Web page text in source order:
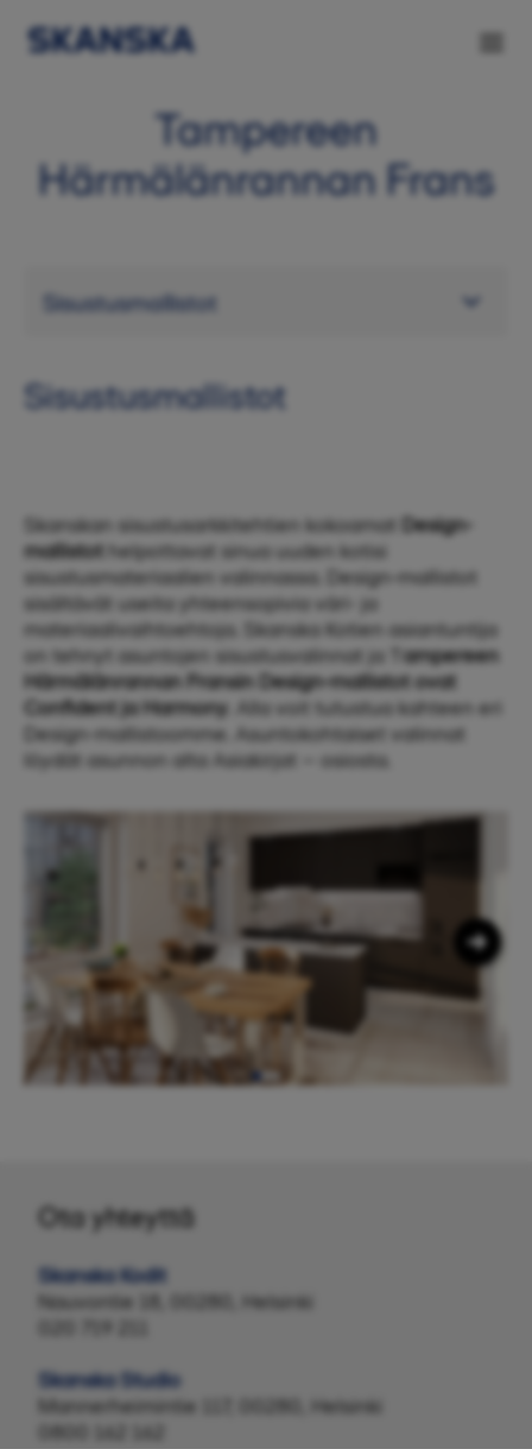
Tampereen
Härmälänrannan Frans
Sisustusmallistot
Skanskan sisustusarkkitehtien kokoamat
Design-
mallistot helpottavat sinua uuden kotisi
sisustusmateriaalien valinnassa. Design-mallistot
sisältävät useita yhteensopivia väri- ja
materiaalivaihtoehtoja. Skanska Kotien asiantuntija
on tehnyt asuntojen sisustusvalinnat ja T ampereen
Härmälänrannan Fransin Design-mallistot ovat
Confident ja Harmony . Alla voit tutustua kahteen eri
Design-mallistoomme. Asuntokohtaiset valinnat
löydät asunnon alta Asiakirjat – osiosta.
Ota yhteyttä
Skanska Kodit
Nauvontie 18, 00280, Helsinki
Skanska Studio
Mannerheimintie 117, 00280, Helsinki
0800 162 162